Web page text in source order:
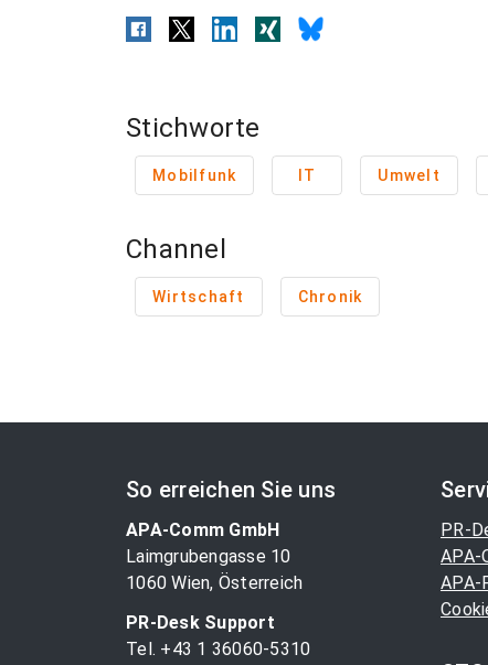
Stichworte
Mobilfunk IT Umwelt
Channel
Wirtschaft Chronik
So erreichen Sie uns
APA-Comm GmbH
Laimgrubengasse 10
1060 Wien, Österreich
PR-Desk Support
Tel. +43 1 36060-5310
PR-
APA-
APA-